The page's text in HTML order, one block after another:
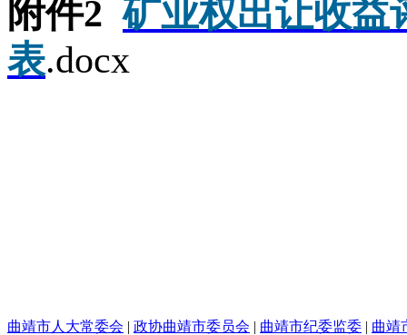
附件2 矿业权出让收益
表.docx
曲靖市人大常委会 | 政协曲靖市委员会 | 曲靖市纪委监委 | 曲靖